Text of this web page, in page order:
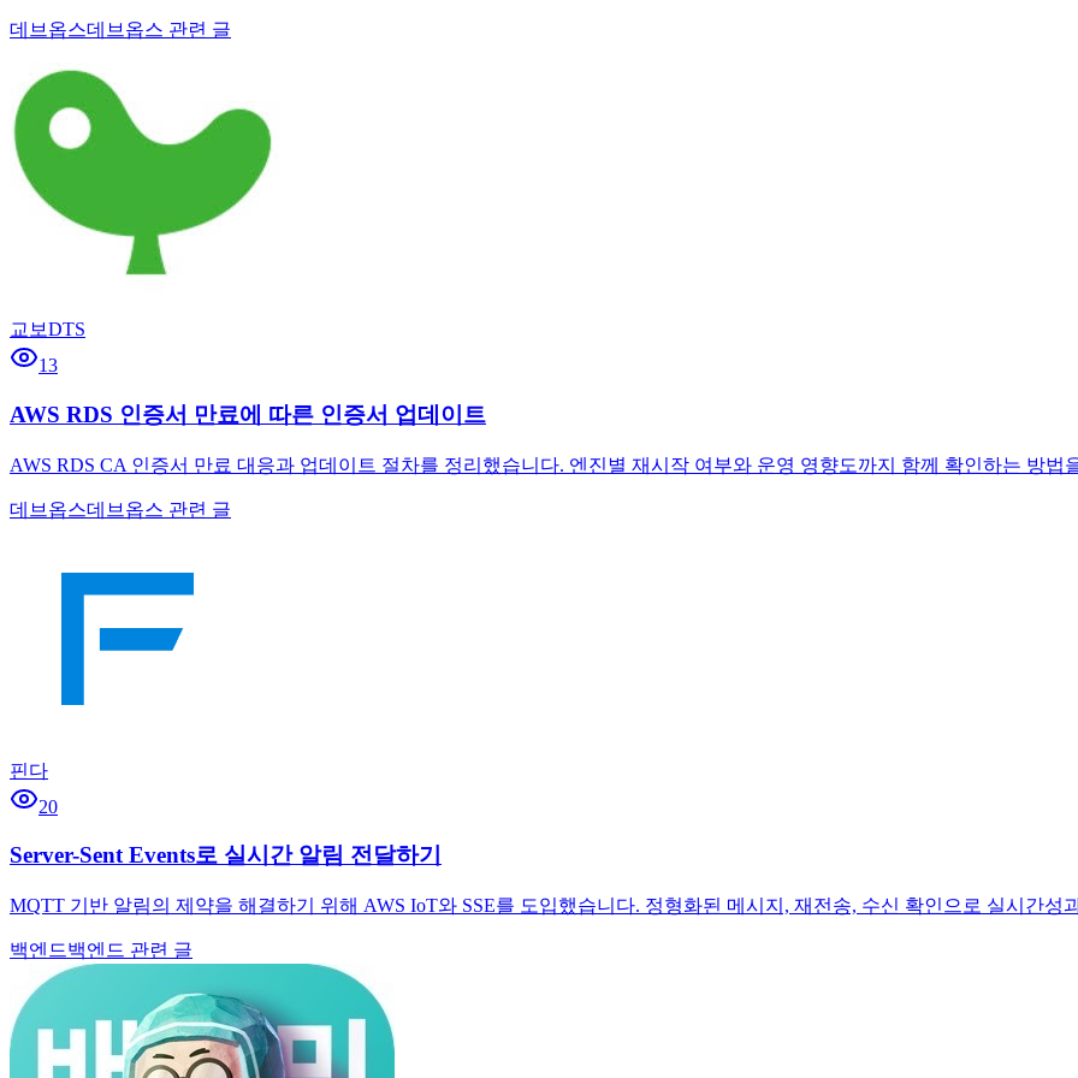
데브옵스데브옵스 관련 글
교보DTS
13
AWS RDS 인증서 만료에 따른 인증서 업데이트
AWS RDS CA 인증서 만료 대응과 업데이트 절차를 정리했습니다. 엔진별 재시작 여부와 운영 영향도까지 함께 확인하는 방법
데브옵스데브옵스 관련 글
핀다
20
Server-Sent Events로 실시간 알림 전달하기
MQTT 기반 알림의 제약을 해결하기 위해 AWS IoT와 SSE를 도입했습니다. 정형화된 메시지, 재전송, 수신 확인으로 실시간성
백엔드백엔드 관련 글